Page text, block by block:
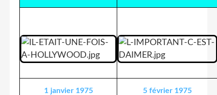
1 janvier 1975 5 février 1975